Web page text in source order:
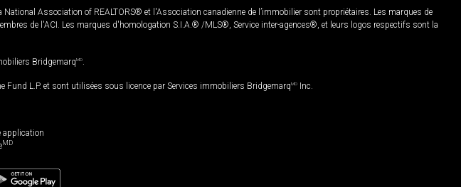
Association of REALTORS® et l'Association canadienne de l’immobilier sont propriétaires. Les marques de
de l'ACI. Les marques d'homologation S.I.A.® /MLS®, Service inter-agences®, et leurs logos respectifs sont la
BridgemarqMD
Fund L.P. et sont utilisées sous licence par Services immobiliers BridgemarqMD Inc.
application
MD